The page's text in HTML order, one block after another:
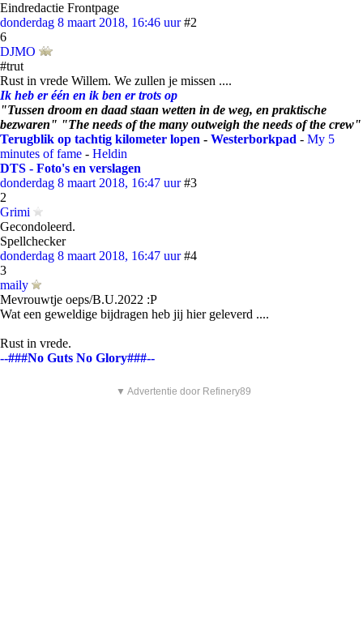
Eindredactie Frontpage
donderdag 8 maart 2018, 16:46 uur #2
6
DJMO
#trut
Rust in vrede Willem. We zullen je missen ....
Ik heb er één en ik ben er trots op
"Tussen droom en daad staan wetten in de weg, en praktische
bezwaren" "The needs of the many outweigh the needs of the crew"
Terugblik op tachtig kilometer lopen - Westerborkpad - My 5
minutes of fame - Heldin
DTS - Foto's en verslagen
donderdag 8 maart 2018, 16:47 uur #3
2
Grimi
Gecondoleerd.
Spellchecker
donderdag 8 maart 2018, 16:47 uur #4
3
maily
Mevrouwtje oeps/B.U.2022 :P
Wat een geweldige bijdragen heb jij hier geleverd ....
Rust in vrede.
--###No Guts No Glory###--
▼ Advertentie door Refinery89